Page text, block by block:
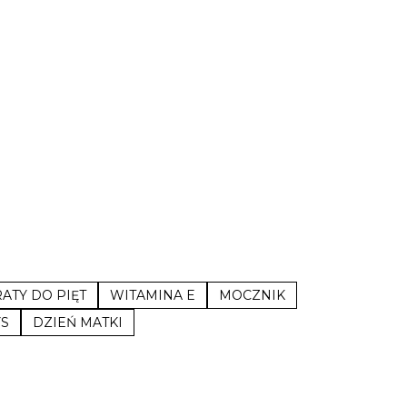
DO PIĘT WITAMINA E
MOCZNIK
DZIEŃ MATKI